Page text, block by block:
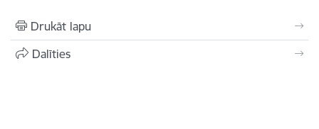
Drukāt lapu
Dalīties